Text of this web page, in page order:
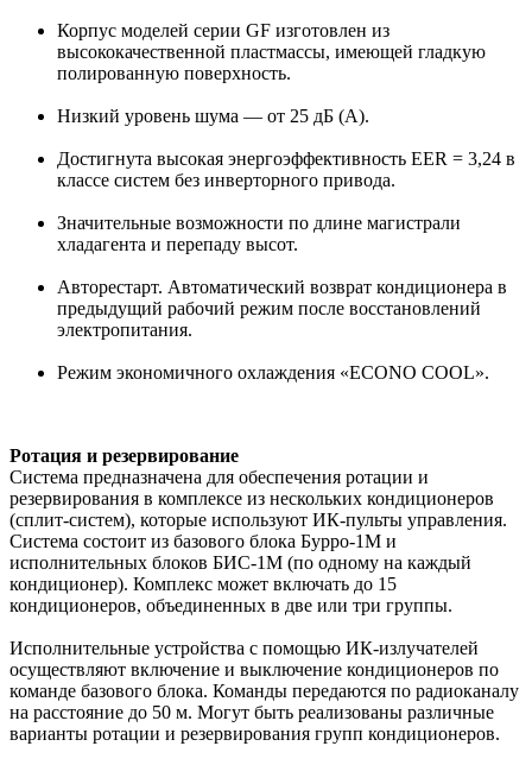
Корпус моделей серии GF изготовлен из
высококачественной пластмассы, имеющей гладкую
полированную поверхность.
Низкий уровень шума — от 25 дБ (А).
Достигнута высокая энергоэффективность EER = 3,24 в
классе систем без инверторного привода.
Значительные возможности по длине магистрали
хладагента и перепаду высот.
Авторестарт. Автоматический возврат кондиционера в
предыдущий рабочий режим после восстановлений
электропитания.
Режим экономичного охлаждения «ECONO COOL».
Ротация и резервирование
Система предназначена для обеспечения ротации и
резервирования в комплексе из нескольких кондиционеров
(сплит-систем), которые используют ИК-пульты управления.
Система состоит из базового блока Бурро-1М и
исполнительных блоков БИС-1М (по одному на каждый
кондиционер). Комплекс может включать до 15
кондиционеров, объединенных в две или три группы.
Исполнительные устройства с помощью ИК-излучателей
осуществляют включение и выключение кондиционеров по
команде базового блока. Команды передаются по радиоканалу
на расстояние до 50 м. Могут быть реализованы различные
варианты ротации и резервирования групп кондиционеров.